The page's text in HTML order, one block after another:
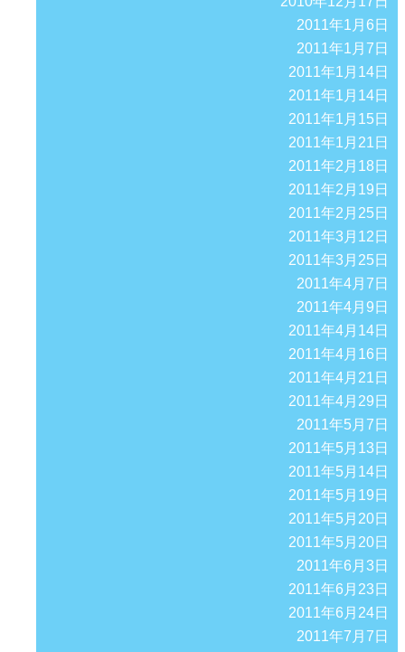
2011年1月6日
2011年1月7日
2011年1月14日
2011年1月14日
2011年1月15日
2011年1月21日
2011年2月18日
2011年2月19日
2011年2月25日
2011年3月12日
2011年3月25日
2011年4月7日
2011年4月9日
2011年4月14日
2011年4月16日
2011年4月21日
2011年4月29日
2011年5月7日
2011年5月13日
2011年5月14日
2011年5月19日
2011年5月20日
2011年5月20日
2011年6月3日
2011年6月23日
2011年6月24日
2011年7月7日